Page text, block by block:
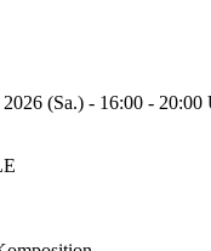
(Sa.) - 16:00 - 20:00